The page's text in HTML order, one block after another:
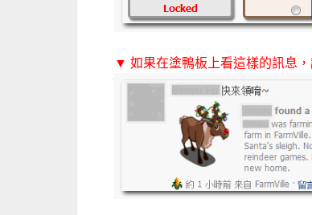
▼ 如果在塗鴨板上看這樣的訊息